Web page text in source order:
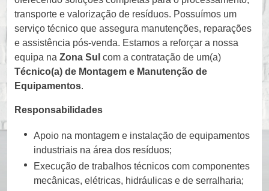
transporte e valorização de resíduos. Possuímos um
serviço técnico que assegura manutenções, reparações
e assistência pós-venda. Estamos a reforçar a nossa
equipa na Zona Sul com a contratação de um(a)
Técnico(a) de Montagem e Manutenção de
Equipamentos.
Responsabilidades
Apoio na montagem e instalação de equipamentos
industriais na área dos resíduos;
Execução de trabalhos técnicos com componentes
mecânicas, elétricas, hidráulicas e de serralharia;